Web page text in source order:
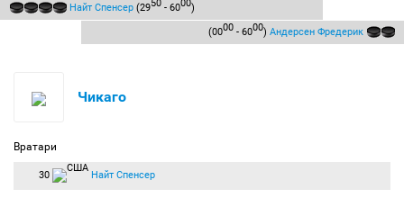
Найт Спенсер (2950 - 6000)
(0000 - 6000) Андерсен Фредерик
Чикаго
Вратари
30 Найт Спенсер